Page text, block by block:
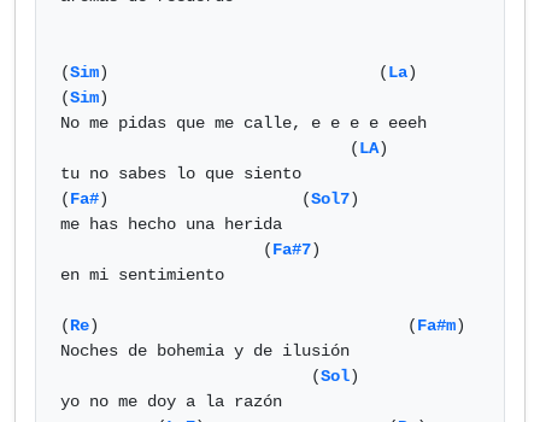
(Sim)                            (La)
(Sim)
No me pidas que me calle, e e e e eeeh
                              (
LA)
tu no sabes lo que siento
(Fa#)                    (Sol7)
me has hecho una herida
                     (
Fa#7)
en mi sentimiento
(Re)                                (Fa#m)
Noches de bohemia y de ilusión
                          (
Sol)
yo no me doy a la razón